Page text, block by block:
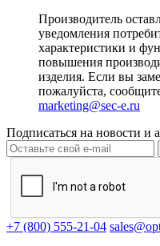
Производитель
уведомления
характеристики и
повышения
изделия. Если вы
пожалуйста,
marketing@sec-e.ru
Подписаться на новости и
+7 (800) 555-21-04